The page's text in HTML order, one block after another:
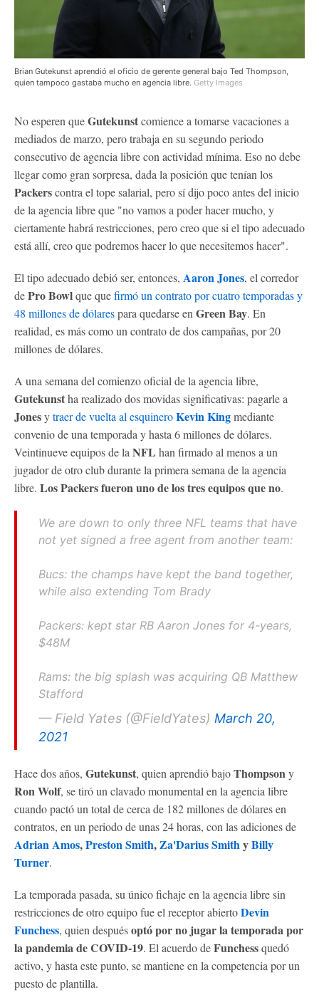
Brian Gutekunst aprendió el oficio de gerente general bajo Ted Thompson,
quien tampoco gastaba mucho en agencia libre. Getty Images
No esperen queGutekunstcomience a tomarse vacaciones a
mediados de marzo, pero trabaja en su segundo periodo
consecutivo de agencia libre con actividad mínima. Eso no debe
llegar como gran sorpresa, dada la posición que tenían los
Packerscontra el tope salarial, pero sí dijo poco antes del inicio
de la agencia libre que "no vamos a poder hacer mucho, y
ciertamente habrá restricciones, pero creo que si el tipo adecuado
está allí, creo que podremos hacer lo que necesitemos hacer".
El tipo adecuado debió ser, entonces, Aaron Jones, el corredor
dePro Bowlque quefirmó un contrato por cuatro temporadas y
48 millones de dólarespara quedarse en Green Bay. En
realidad, es más como un contrato de dos campañas, por 20
millones de dólares.
A una semana del comienzo oficial de la agencia libre,
Gutekunstha realizado dos movidas significativas: pagarle a
Jonesytraer de vuelta al esquineroKevin Kingmediante
convenio de una temporada y hasta 6 millones de dólares.
Veintinueve equipos de la NFL han firmado al menos a un
jugador de otro club durante la primera semana de la agencia
libre. Los Packers fueron uno de los tres equipos que no.
We are down to only three NFL teams that have
not yet signed a free agent from another team:
Bucs: the champs have kept the band together,
while also extending Tom Brady
Packers: kept star RB Aaron Jones for 4-years,
$48M
Rams: the big splash was acquiring QB Matthew
Stafford
— Field Yates (@FieldYates) March 20,
2021
Hace dos años, Gutekunst, quien aprendió bajoThompsony
Ron Wolf, se tiró un clavado monumental en la agencia libre
cuando pactó un total de cerca de 182 millones de dólares en
contratos, en un periodo de unas 24 horas, con las adiciones de
Adrian Amos,Preston Smith,Za'Darius SmithyBilly
Turner.
La temporada pasada, su único fichaje en la agencia libre sin
restricciones de otro equipo fue el receptor abiertoDevin
Funchess, quien despuésoptó por no jugar la temporada por
la pandemia de COVID-19. El acuerdo deFunchessquedó
activo, y hasta este punto, se mantiene en la competencia por un
puesto de plantilla.